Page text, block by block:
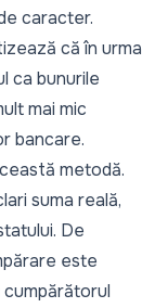
caracter.
că în urma
ca bunurile
mai mic
bancare.
metodă.
suma reală,
De
este